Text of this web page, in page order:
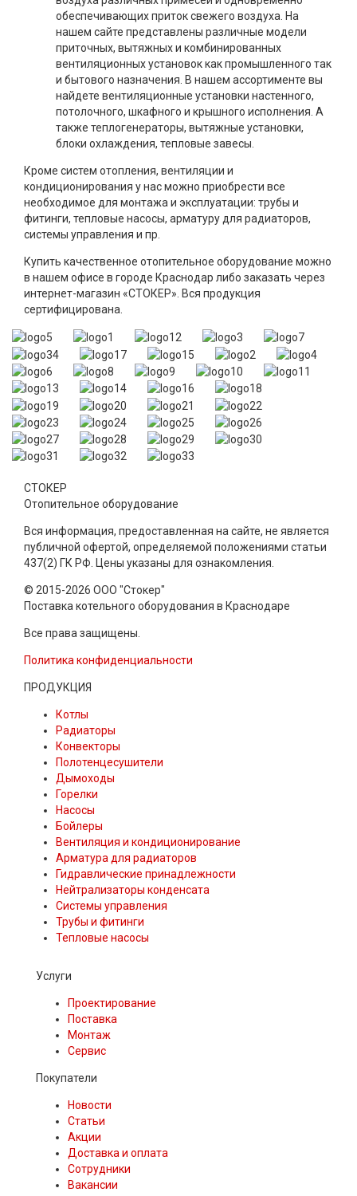
обеспечивающих приток свежего воздуха. На
нашем сайте представлены различные модели
приточных, вытяжных и комбинированных
вентиляционных установок как промышленного так
и бытового назначения. В нашем ассортименте вы
найдете вентиляционные установки настенного,
потолочного, шкафного и крышного исполнения. А
также теплогенераторы, вытяжные установки,
блоки охлаждения, тепловые завесы.
Кроме систем отопления, вентиляции и
кондиционирования у нас можно приобрести все
необходимое для монтажа и эксплуатации: трубы и
фитинги, тепловые насосы, арматуру для радиаторов,
системы управления и пр.
Купить качественное отопительное оборудование можно
в нашем офисе в городе Краснодар либо заказать через
интернет-магазин «СТОКЕР». Вся продукция
сертифицирована.
СТОКЕР
Отопительное оборудование
Вся информация, предоставленная на сайте, не является
публичной офертой, определяемой положениями статьи
437(2) ГК РФ. Цены указаны для ознакомления.
© 2015-2026 ООО "Стокер"
Поставка котельного оборудования в Краснодаре
Все права защищены.
Политика конфиденциальности
ПРОДУКЦИЯ
Котлы
Радиаторы
Конвекторы
Полотенцесушители
Дымоходы
Горелки
Насосы
Бойлеры
Вентиляция и кондиционирование
Арматура для радиаторов
Гидравлические принадлежности
Нейтрализаторы конденсата
Системы управления
Трубы и фитинги
Тепловые насосы
Услуги
Проектирование
Поставка
Монтаж
Сервис
Покупатели
Новости
Статьи
Акции
Доставка и оплата
Сотрудники
Вакансии